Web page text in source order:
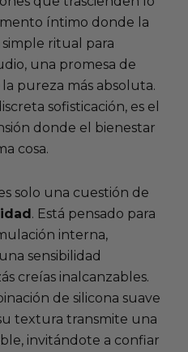
íntimo donde la
simple ritual para
una promesa de
pureza más absoluta.
sofisticación, es el
donde el bienestar
cosa.
solo una cuestión de
. Está pensado para
interna,
sensibilidad
creías inalcanzables.
de silicona suave
textura transmite una
invitándote a confiar